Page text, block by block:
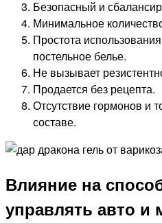
Безопасный и
Минимальное
Простота
постельное белье.
Не вызывает
Продается без рецепта.
Отсутствие гормонов и
составе.
Влияние на
управлять авто и